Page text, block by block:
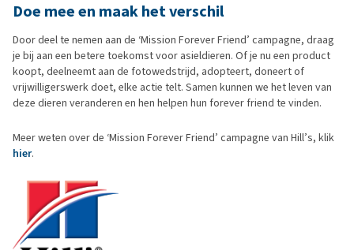
Doe mee en maak het verschil
Door deel te nemen aan de ‘Mission Forever Friend’ campagne, draag
je bij aan een betere toekomst voor asieldieren. Of je nu een product
koopt, deelneemt aan de fotowedstrijd, adopteert, doneert of
vrijwilligerswerk doet, elke actie telt. Samen kunnen we het leven van
deze dieren veranderen en hen helpen hun forever friend te vinden.
Meer weten over de ‘Mission Forever Friend’ campagne van Hill’s, klik
hier.